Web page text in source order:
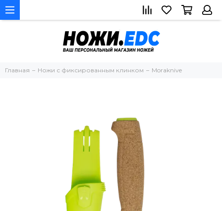
Главная Ножи с фиксированным клинком Moraknive